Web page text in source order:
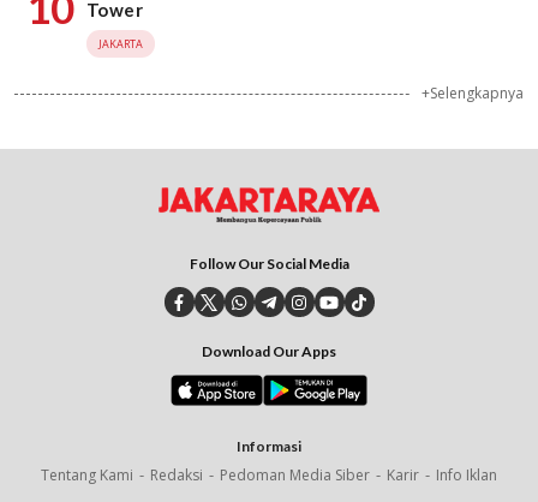
Tower
JAKARTA
+Selengkapnya
Follow Our Social Media
Download Our Apps
Informasi
Tentang Kami Redaksi Pedoman Media Siber Karir Info Iklan